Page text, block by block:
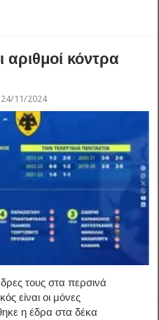
αριθμοί κόντρα
24/11/2024
τους στα περσινά
είναι οι μόνες
η έδρα στα δέκα